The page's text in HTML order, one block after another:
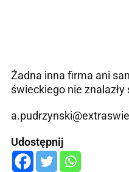
Żadna inna firma ani
świeckiego nie
Udostępnij